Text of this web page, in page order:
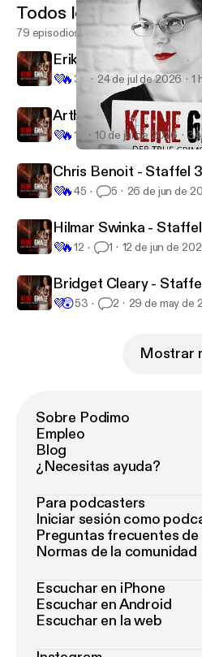
Keine Gnade
Todos los episodios
79 episodios
Erika & BJ Sifrit -
💜🔥 32 24 de jul de 2026 1
Arthur Shawcross -
💜🔥13 10 de jul de 2026
Chris Benoit - Staffel
💜🔥45 5 26 de jun de
Hilmar Swinka -
💜🔥12 1 12 de jun de
Bridget Cleary -
💜😲53 2 29 de may de
Mostrar
Sobre Podimo
Empleo
Blog
¿Necesitas ayuda?
Para podcasters
Iniciar sesión como
Preguntas frecuentes
Normas de la comunidad
Escuchar en iPhone
Escuchar en Android
Escuchar en la web